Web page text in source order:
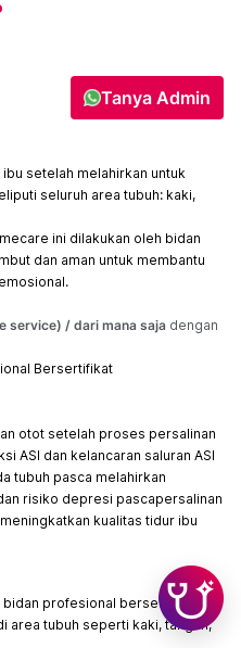
Tanya Admin
setelah melahirkan untuk
seluruh area tubuh: kaki,
ini dilakukan oleh bidan
dan aman untuk membantu
service) / dari mana saja dengan
Bersertifikat
otot setelah proses persalinan
ASI dan kelancaran saluran ASI
tubuh pasca melahirkan
risiko depresi pascapersalinan
kualitas tidur ibu
profesional bersertifikat
area tubuh seperti kaki, tangan,